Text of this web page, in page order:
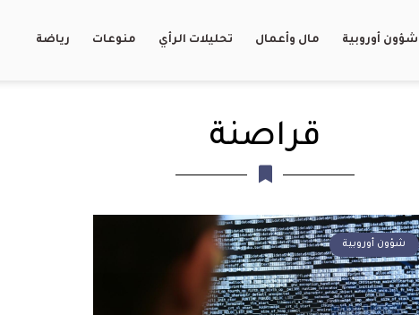
شؤون أوروبية مال وأعمال تحليلات الرأي منوعات رياضة
قراصنة
شؤون أوروبية